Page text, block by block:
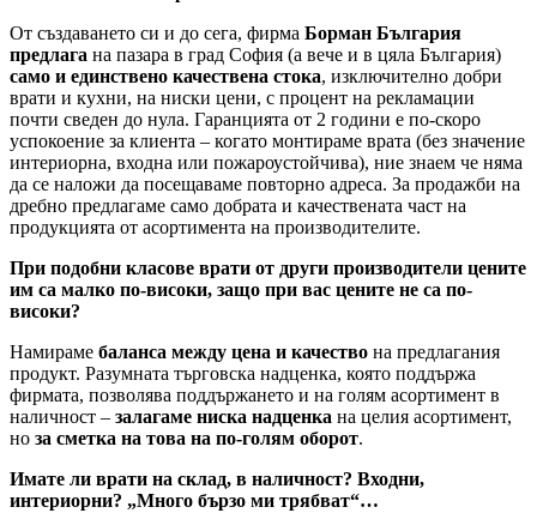
От създаването си и до сега, фирма Борман България
предлага на пазара в град София (а вече и в цяла България)
само и единствено качествена стока, изключително добри
врати и кухни, на ниски цени, с процент на рекламации
почти сведен до нула. Гаранцията от 2 години е по-скоро
успокоение за клиента – когато монтираме врата (без значение
интериорна, входна или пожароустойчива), ние знаем че няма
да се наложи да посещаваме повторно адреса. За продажби на
дребно предлагаме само добрата и качествената част на
продукцията от асортимента на производителите.
При подобни класове врати от други производители цените
им са малко по-високи, защо при вас цените не са по-
високи?
Намираме баланса между цена и качество на предлагания
продукт. Разумната търговска надценка, която поддържа
фирмата, позволява поддържането и на голям асортимент в
наличност – залагаме ниска надценка на целия асортимент,
но за сметка на това на по-голям оборот.
Имате ли врати на склад, в наличност? Входни,
интериорни? „Много бързо ми трябват“…